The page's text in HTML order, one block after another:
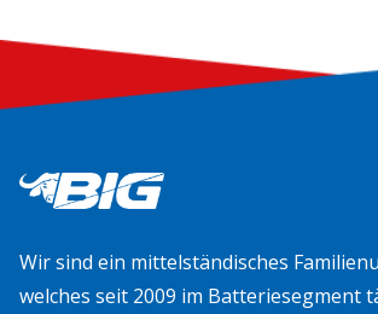
Wir sind ein mittelständisches
welches seit 2009 im Batteriesegment